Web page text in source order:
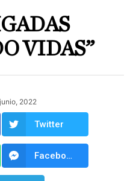
VIDAS”
2022
Twitter
Facebook Messenger